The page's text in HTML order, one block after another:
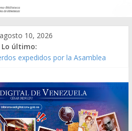
10, 2026
Lo último:
expedidos por la Asamblea
gráfico]
de Venezuela año CXXXIII Mes V,
N° 38.394
de Modesta Bor